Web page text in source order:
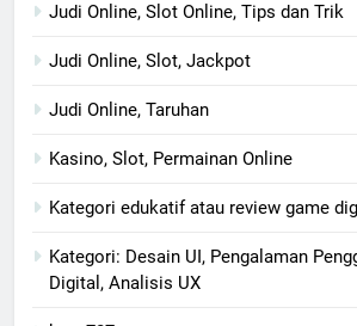
Judi Online, Slot Online, Tips dan Trik
Judi Online, Slot, Jackpot
Judi Online, Taruhan
Kasino, Slot, Permainan Online
Kategori edukatif atau review game
Kategori: Desain UI, Pengalaman
Digital, Analisis UX